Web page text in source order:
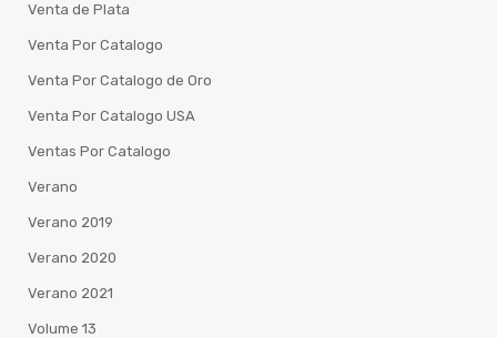
Venta de Plata
Venta Por Catalogo
Venta Por Catalogo de Oro
Venta Por Catalogo USA
Ventas Por Catalogo
Verano
Verano 2019
Verano 2020
Verano 2021
Volume 13